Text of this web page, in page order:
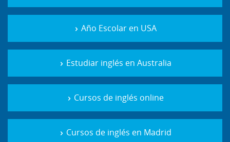
Año Escolar en USA
Estudiar inglés en Australia
Cursos de inglés online
Cursos de inglés en Madrid